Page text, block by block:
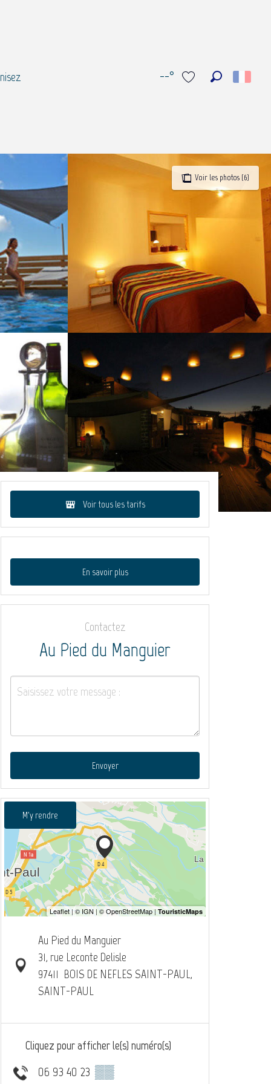
--°
Voir les photos (6)
Voir tous les tarifs
En savoir plus
Contactez
Au Pied du Manguier
Envoyer
M'y rendre
Au Pied du Manguier
31, rue Leconte Delisle
97411 BOIS DE NEFLES SAINT-PAUL,
SAINT-PAUL
Cliquez pour afficher le(s) numéro(s)
06 93 40 23 ▒▒